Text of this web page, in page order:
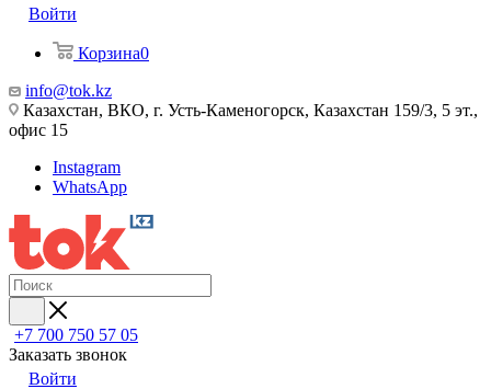
Войти
Корзина0
info@tok.kz
Казахстан, ВКО, г. Усть-Каменогорск, Казахстан 159/3, 5 эт.,
офис 15
Instagram
WhatsApp
+7 700 750 57 05
Заказать звонок
Войти